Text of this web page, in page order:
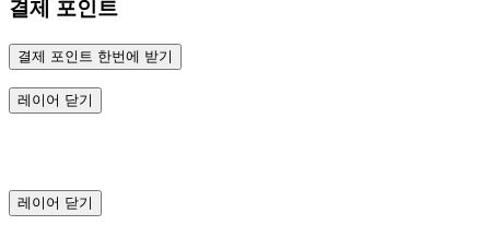
결제 포인트
결제 포인트 한번에 받기
레이어 닫기
레이어 닫기